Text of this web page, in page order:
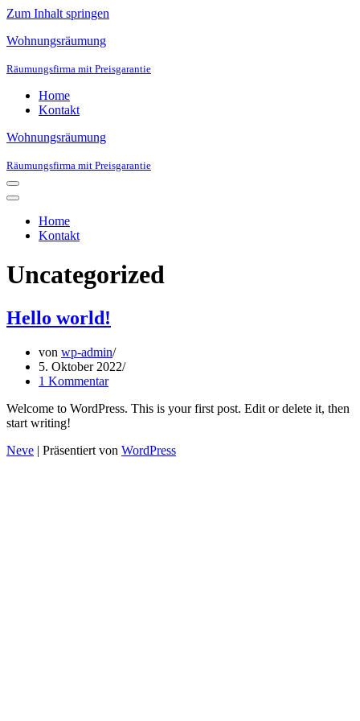
Zum Inhalt springen
Wohnungsräumung
Räumungsfirma mit Preisgarantie
Home
Kontakt
Wohnungsräumung
Räumungsfirma mit Preisgarantie
Navigations-
Menü
Navigations-
Home
Kontakt
Uncategorized
Hello world!
von wp-admin
5. Oktober 2022
1 Kommentar
Welcome to WordPress. This is your first post. Edit or delete it, then
start writing!
Neve | Präsentiert von WordPress